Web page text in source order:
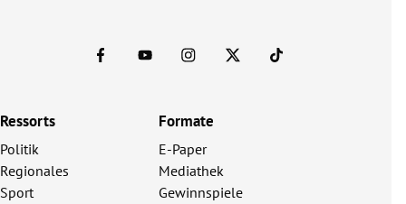
Ressorts
Politik
Regionales
Sport
Formate
E-Paper
Mediathek
Gewinnspiele